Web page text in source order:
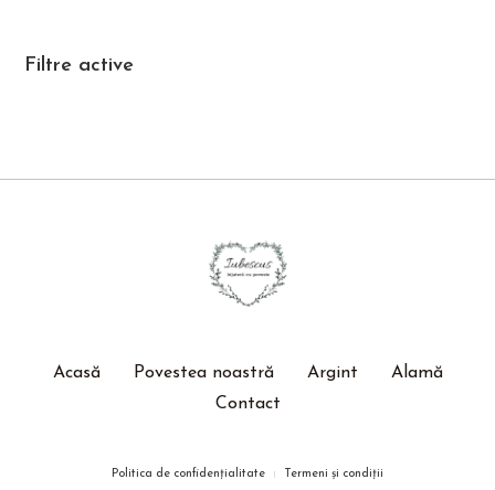
Filtre active
Acasă Povestea noastră Argint
Alamă
Contact
Politica de confidențialitate Termeni și condiții